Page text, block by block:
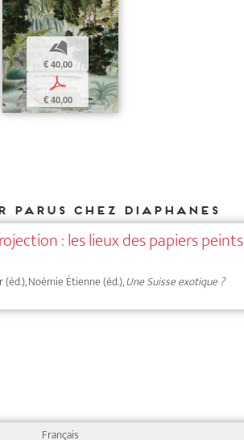
b
€ 40,00
p
€ 40,00
chez DIAPHANES
: les lieux des papiers peints
(éd.), Noémie Étienne (éd.),Une Suisse exotique ?
Français